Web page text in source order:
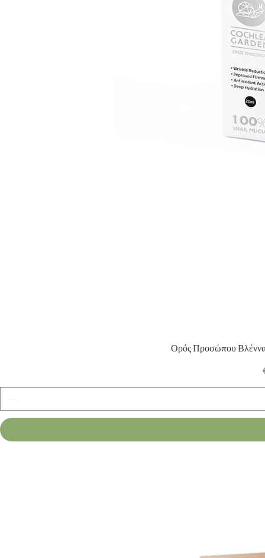
Ορός Προσώπου